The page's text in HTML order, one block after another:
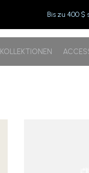
Bis zu 400 $
KOLLEKTIONEN